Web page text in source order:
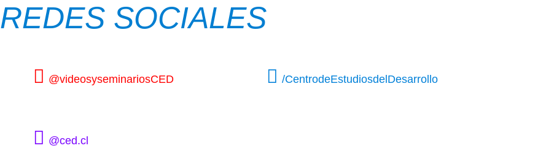
REDES SOCIALES
@videosyseminariosCED /CentrodeEstudiosdelDesarrollo
@ced.cl